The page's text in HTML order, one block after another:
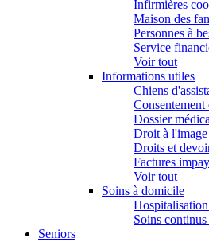
Infirmières
Maison des
Personnes à
Service
Voir tout
Informations utiles
Chiens
Consentement
Dossier
Droit à l'image
Droits et
Factures
Voir tout
Soins à domicile
Soins
Seniors